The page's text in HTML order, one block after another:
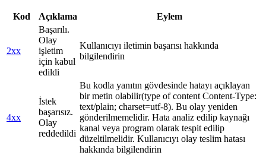
Kod Açıklama Eylem
2xx
Başarılı.
Olay
işletim
için kabul
edildi
Kullanıcıyı iletimin başarısı hakkında
bilgilendirin
4xx
İstek
başarısız.
Olay
reddedildi
Bu kodla yanıtın gövdesinde hatayı açıklayan
bir metin olabilir(type of content Content-Type:
text/plain; charset=utf-8). Bu olay yeniden
gönderilmemelidir. Hata analiz edilip kaynağı
kanal veya program olarak tespit edilip
düzeltilmelidir. Kullanıcıyı olay teslim hatası
hakkında bilgilendirin